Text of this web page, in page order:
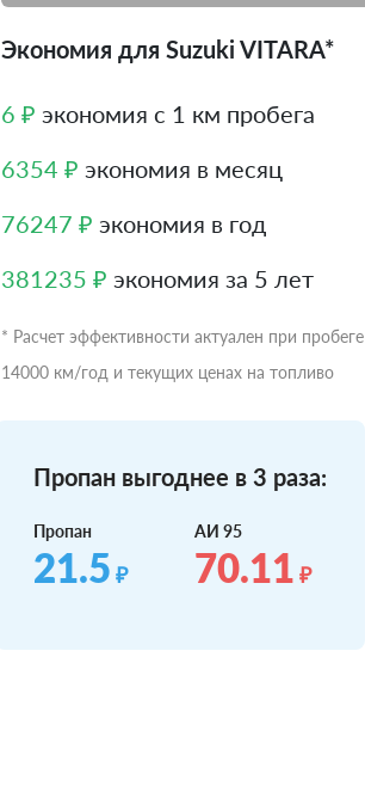
Экономия для Suzuki VITARA*
6 ₽ экономия с 1 км пробега
6354 ₽ экономия в месяц
76247 ₽ экономия в год
381235 ₽ экономия за 5 лет
* Расчет эффективности актуален при пробеге
14000 км/год и текущих ценах на топливо
Пропан выгоднее в 3 раза:
Пропан
21.5 ₽
АИ 95
70.11 ₽